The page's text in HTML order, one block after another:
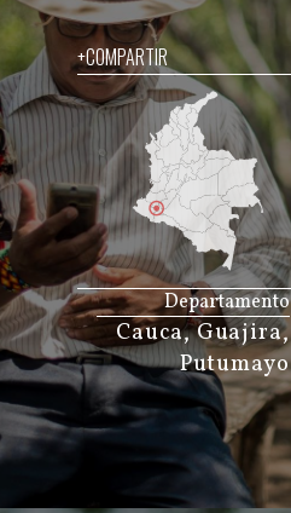
+COMPARTIR
JS map by amCharts
Departamento
Cauca, Guajira,
Putumayo